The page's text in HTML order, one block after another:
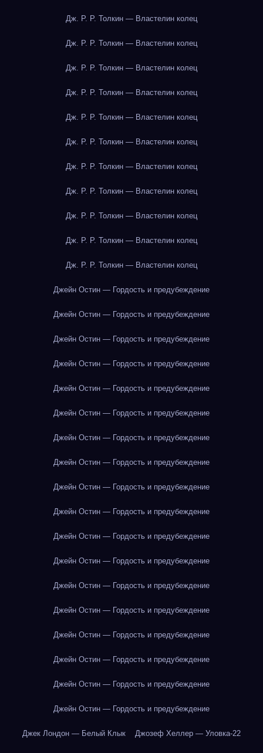
Дж. Р. Р. Толкин — Властелин колец
Дж. Р. Р. Толкин — Властелин колец
Дж. Р. Р. Толкин — Властелин колец
Дж. Р. Р. Толкин — Властелин колец
Дж. Р. Р. Толкин — Властелин колец
Дж. Р. Р. Толкин — Властелин колец
Дж. Р. Р. Толкин — Властелин колец
Дж. Р. Р. Толкин — Властелин колец
Дж. Р. Р. Толкин — Властелин колец
Дж. Р. Р. Толкин — Властелин колец
Дж. Р. Р. Толкин — Властелин колец
Джейн Остин — Гордость и предубеждение
Джейн Остин — Гордость и предубеждение
Джейн Остин — Гордость и предубеждение
Джейн Остин — Гордость и предубеждение
Джейн Остин — Гордость и предубеждение
Джейн Остин — Гордость и предубеждение
Джейн Остин — Гордость и предубеждение
Джейн Остин — Гордость и предубеждение
Джейн Остин — Гордость и предубеждение
Джейн Остин — Гордость и предубеждение
Джейн Остин — Гордость и предубеждение
Джейн Остин — Гордость и предубеждение
Джейн Остин — Гордость и предубеждение
Джейн Остин — Гордость и предубеждение
Джейн Остин — Гордость и предубеждение
Джейн Остин — Гордость и предубеждение
Джейн Остин — Гордость и предубеждение
Джейн Остин — Гордость и предубеждение
Джек Лондон — Белый Клык Джозеф Хеллер — Уловка-22